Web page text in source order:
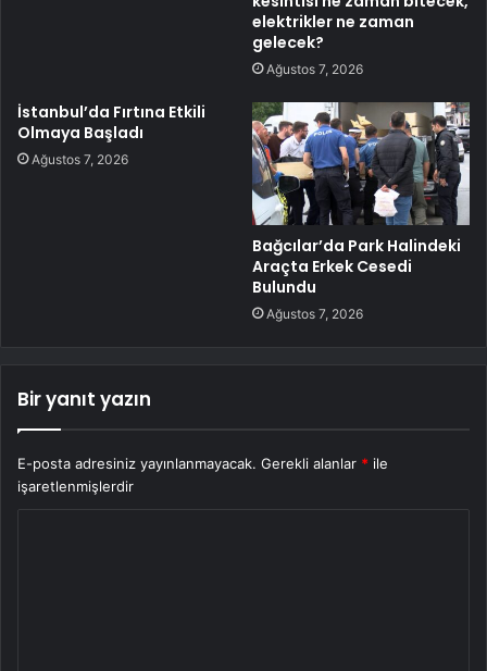
elektrikler ne zaman
gelecek?
Ağustos 7, 2026
İstanbul’da Fırtına Etkili
Olmaya Başladı
Ağustos 7, 2026
Bağcılar’da Park Halindeki
Araçta Erkek Cesedi
Bulundu
Ağustos 7, 2026
Bir yanıt yazın
E-posta adresiniz yayınlanmayacak. Gerekli alanlar * ile
işaretlenmişlerdir